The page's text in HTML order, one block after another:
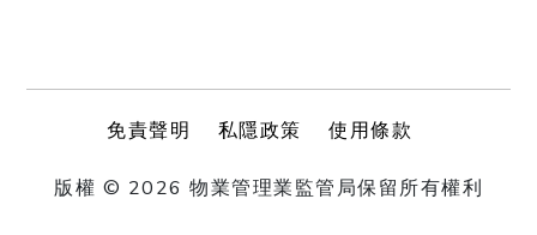
免責聲明 私隱政策 使用條款
版權 © 2026 物業管理業監管局保留所有權利